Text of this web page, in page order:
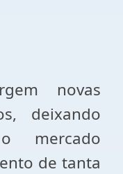
novas
deixando
mercado
de tanta